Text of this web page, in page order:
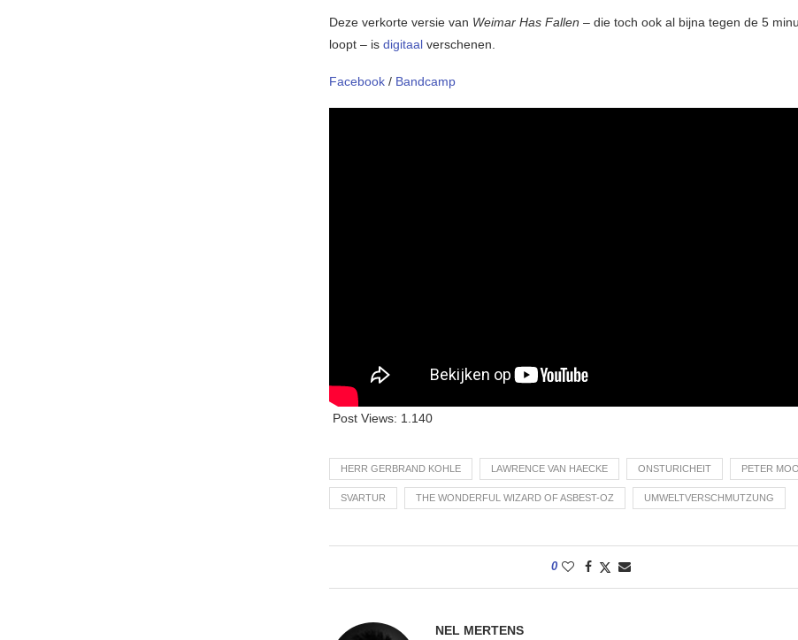
Deze verkorte versie van Weimar Has Fallen – die toch ook al bijna tegen de 5
loopt – is digitaal verschenen.
Facebook / Bandcamp
Post Views: 1.140
HERR GERBRAND KOHLE LAWRENCE VAN HAECKE ONSTURICHEIT PETER
SVARTUR THE WONDERFUL WIZARD OF ASBEST-OZ UMWELTVERSCHMUTZUNG
0
NEL MERTENS